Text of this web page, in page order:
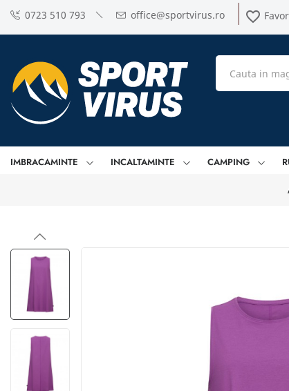
0723 510 793 office@sportvirus.ro favorite_border
IMBRACAMINTE INCALTAMINTE CAMPING